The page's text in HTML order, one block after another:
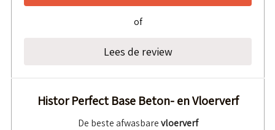
of
Lees de review
Histor Perfect Base Beton- en Vloerverf
De beste afwasbarevloerverf